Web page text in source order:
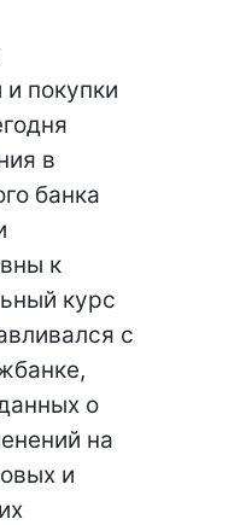
покупки
в
банка
к
курс
с
о
на
и